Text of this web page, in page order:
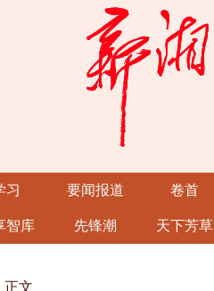
习 要闻报道 卷首
智库 先锋潮 天下芳草
正文